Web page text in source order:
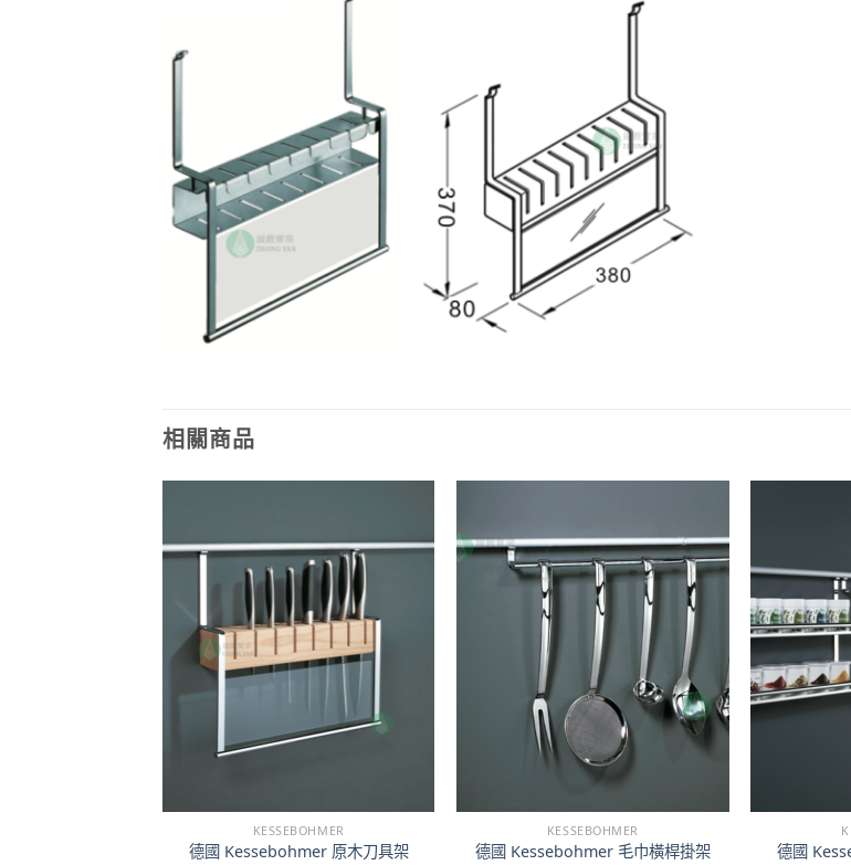
相關商品
KESSEBOHMER
德國 Kessebohmer 原木刀具架
KESSEBOHMER
德國 Kessebohmer 毛巾橫桿掛架 德國